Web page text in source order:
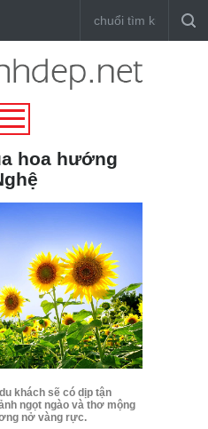
hoa hướng
khách sẽ có dịp tận
ngọt ngào và thơ mộng
nở vàng rực.